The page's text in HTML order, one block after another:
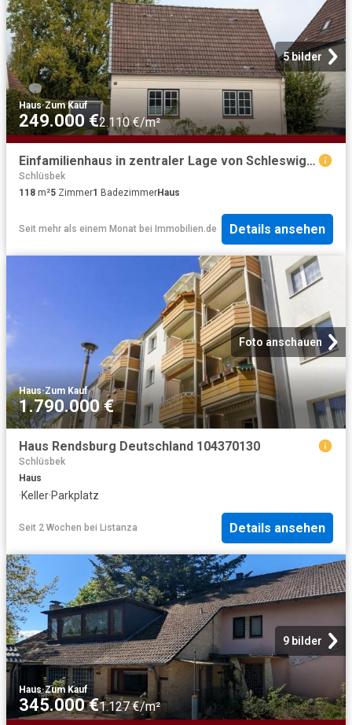
5 bilder
Haus·Zum Kauf
249.000 €2.110 €/m²
Einfamilienhaus in zentraler Lage von Schleswig – modernisiert, bezugsfrei
Schlüsbek
118 m²5 Zimmer1 BadezimmerHaus
Seit mehr als einem Monat bei Immobilien.de Details ansehen
Foto anschauen
Haus·Zum Kauf
1.790.000 €
Haus Rendsburg Deutschland 104370130
Schlüsbek
Haus
·Keller·Parkplatz
Seit 2 Wochen bei Listanza Details ansehen
9 bilder
Haus·Zum Kauf
345.000 €1.127 €/m²